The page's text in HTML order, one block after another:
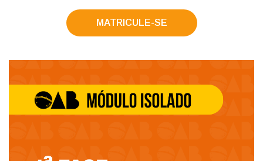
MATRICULE-SE